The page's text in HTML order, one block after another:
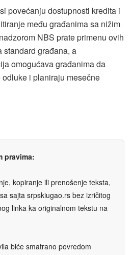
povećanju dostupnosti kredita i
među građanima sa nižim
NBS prate primenu ovih
standard građana, a
omogućava građanima da
i planiraju mesečne
pravima:
kopiranje ili prenošenje teksta,
sajta srpskiugao.rs bez izričitog
linka ka originalnom tekstu na
biće smatrano povredom